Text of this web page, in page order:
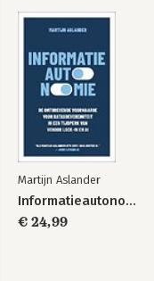
Martijn Aslander
Informatieautonomie
€ 24,99